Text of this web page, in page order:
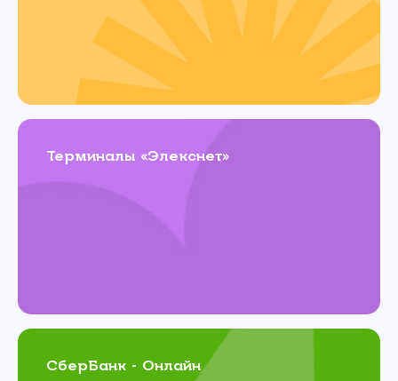
Терминалы «Элекснет»
СберБанк - Онлайн